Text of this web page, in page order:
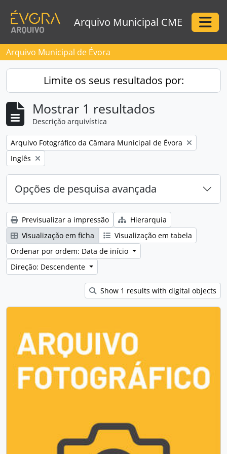
Arquivo Municipal CME
Arquivo Municipal de Évora
Limite os seus resultados por:
Mostrar 1 resultados
Descrição arquivística
Remove filter:
Arquivo Fotográfico da Câmara Municipal de Évora
Remove filter:
Inglês
Opções de pesquisa avançada
Previsualizar a impressão
Hierarquia
Visualização em ficha
Visualização em tabela
Ordenar por ordem: Data de início
Direção: Descendente
Show 1 results with digital objects